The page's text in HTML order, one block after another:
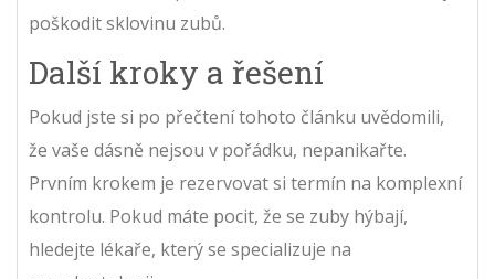
poškodit sklovinu zubů.
Další kroky a řešení
Pokud jste si po přečtení tohoto článku uvědomili,
že vaše dásně nejsou v pořádku, nepanikařte.
Prvním krokem je rezervovat si termín na komplexní
kontrolu. Pokud máte pocit, že se zuby hýbají,
hledejte lékaře, který se specializuje na